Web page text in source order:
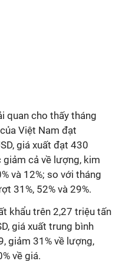
quan cho thấy tháng
của Việt Nam đạt
giá xuất đạt 430
cả về lượng, kim
và 12%; so với tháng
31%, 52% và 29%.
khẩu trên 2,27 triệu tấn
giá xuất trung bình
giảm 31% về lượng,
về giá.